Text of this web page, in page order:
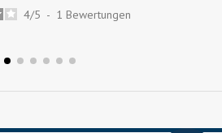
4/5 - 1 Bewertungen